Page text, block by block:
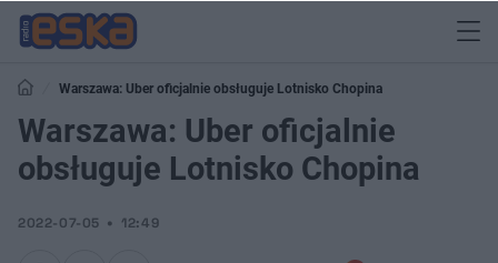
Warszawa: Uber oficjalnie obsługuje Lotnisko Chopina
Warszawa: Uber oficjalnie
obsługuje Lotnisko Chopina
2022-07-05 12:49